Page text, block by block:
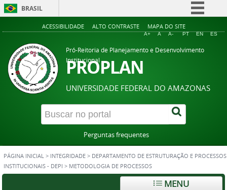
BRASIL
Simplifique!
Acesso à informação
Legislação
Canais
ACESSIBILIDADE ALTO CONTRASTE MAPA DO SITE
A+ A A- PT EN ES
Pró-Reitoria de Planejamento e Desenvolvimento
Institucional
PROPLAN
UNIVERSIDADE FEDERAL DO AMAZONAS
Perguntas frequentes
PÁGINA INICIAL > INTEGRIDADE > DEPARTAMENTO DE ESTRUTURAÇÃO E PROCESSOS
INSTITUCIONAIS - DEPI > METODOLOGIA DE PROCESSOS
MENU